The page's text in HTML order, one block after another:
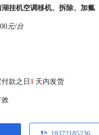
挂机空调移机、拆除、加氟
元/台
款之日 1 天内发货